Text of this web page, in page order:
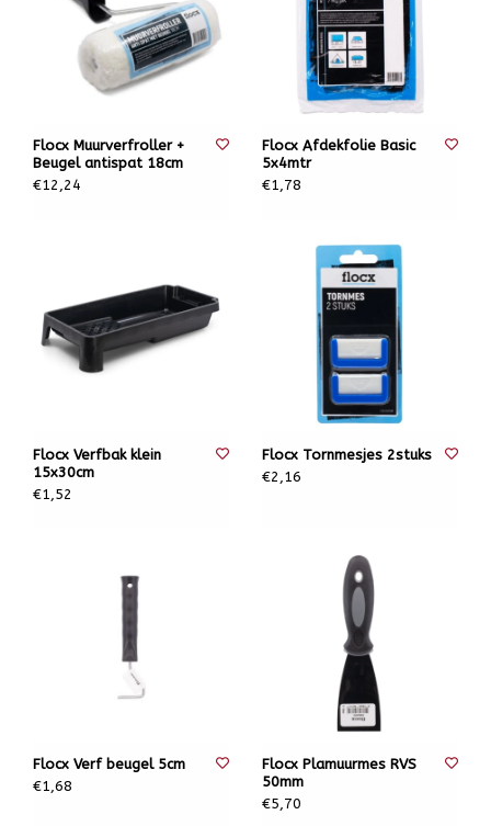
Flocx Muurverfroller +
Beugel antispat 18cm
€12,24
Flocx Afdekfolie Basic
5x4mtr
€1,78
Flocx Verfbak klein
15x30cm
€1,52
Flocx Tornmesjes 2stuks
€2,16
Flocx Verf beugel 5cm
€1,68
Flocx Plamuurmes RVS
50mm
€5,70